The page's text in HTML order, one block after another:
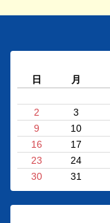
日
月
2
3
9
10
16
17
23
24
30
31